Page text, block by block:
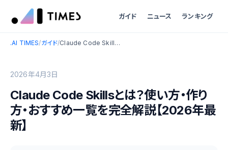
ガイド ニュース ランキング
.AI TIMES/ガイド/ Claude Code Skillsとは？使い方・作り方・おすすめ一覧を完全解説【2026年最新】
2026年4月3日
Claude Code Skillsとは？使い方・作り
方・おすすめ一覧を完全解説【2026年最
新】